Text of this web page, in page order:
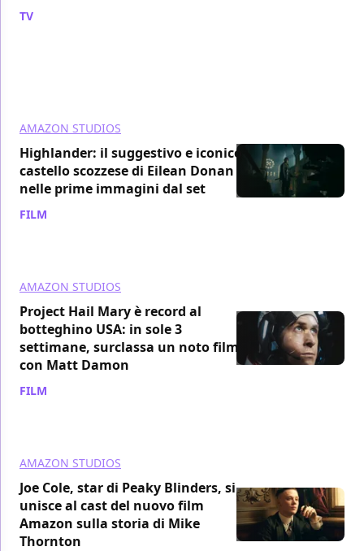
TV
AMAZON STUDIOS
Highlander: il suggestivo e iconico
castello scozzese di Eilean Donan
nelle prime immagini dal set
FILM
AMAZON STUDIOS
Project Hail Mary è record al
botteghino USA: in sole 3
settimane, surclassa un noto film
con Matt Damon
FILM
AMAZON STUDIOS
Joe Cole, star di Peaky Blinders, si
unisce al cast del nuovo film
Amazon sulla storia di Mike
Thornton